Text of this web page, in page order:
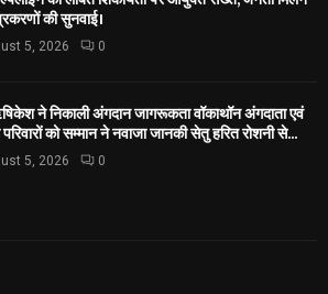
की सुनवाई।
5, 2026 0
ने निकाली अंगदान जागरूकता वॉकाथॉन अंगदाता एवं
परिवारों को सम्मान ने नवाजा जानकी सेतु हरित रोशनी से...
5, 2026 0